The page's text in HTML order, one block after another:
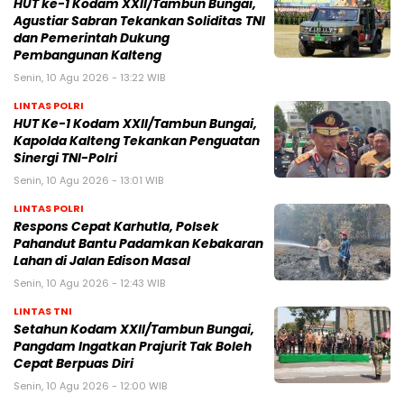
HUT ke-1 Kodam XXII/Tambun Bungai,
Agustiar Sabran Tekankan Soliditas TNI
dan Pemerintah Dukung
Pembangunan Kalteng
Senin, 10 Agu 2026 - 13:22 WIB
LINTAS POLRI
HUT Ke-1 Kodam XXII/Tambun Bungai,
Kapolda Kalteng Tekankan Penguatan
Sinergi TNI-Polri
Senin, 10 Agu 2026 - 13:01 WIB
LINTAS POLRI
Respons Cepat Karhutla, Polsek
Pahandut Bantu Padamkan Kebakaran
Lahan di Jalan Edison Masal
Senin, 10 Agu 2026 - 12:43 WIB
LINTAS TNI
Setahun Kodam XXII/Tambun Bungai,
Pangdam Ingatkan Prajurit Tak Boleh
Cepat Berpuas Diri
Senin, 10 Agu 2026 - 12:00 WIB